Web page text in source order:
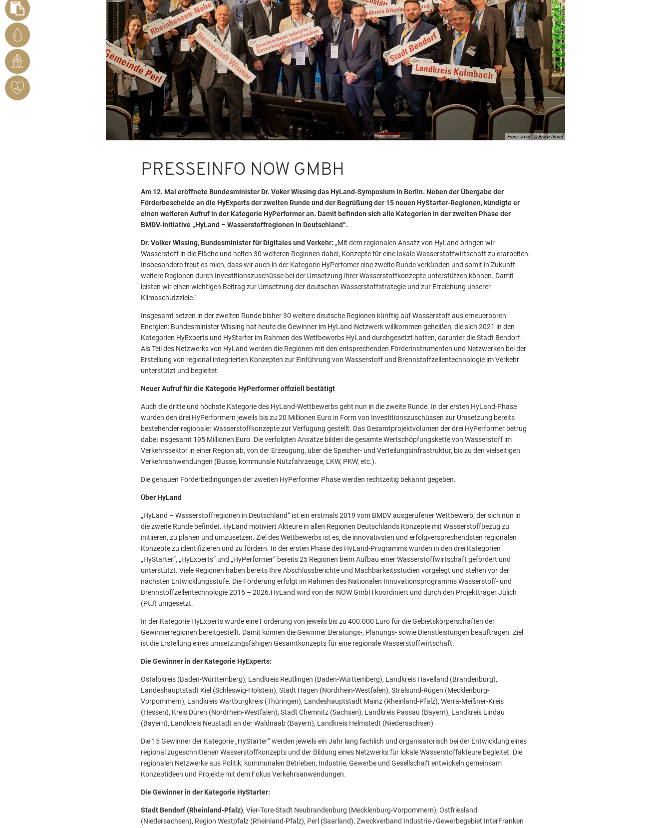
FORMULARE
STADTWERKE
BENDORF
RHEINHAFEN
HERZSICHERES
BENDORF
Franz Josef, © Franz Josef
PRESSEINFO NOW GMBH
Am 12. Mai eröffnete Bundesminister Dr. Voker Wissing das HyLand-Symposium in Berlin. Neben der Übergabe der
Förderbescheide an die HyExperts der zweiten Runde und der Begrüßung der 15 neuen HyStarter-Regionen, kündigte er
einen weiteren Aufruf in der Kategorie HyPerformer an. Damit befinden sich alle Kategorien in der zweiten Phase der
BMDV-Initiative „HyLand – Wasserstoffregionen in Deutschland“.
Dr. Volker Wissing, Bundesminister für Digitales und Verkehr: „Mit dem regionalen Ansatz von HyLand bringen wir
Wasserstoff in die Fläche und helfen 30 weiteren Regionen dabei, Konzepte für eine lokale Wasserstoffwirtschaft zu erarbeiten.
Insbesondere freut es mich, dass wir auch in der Kategorie HyPerfomer eine zweite Runde verkünden und somit in Zukunft
weitere Regionen durch Investitionszuschüsse bei der Umsetzung ihrer Wasserstoffkonzepte unterstützen können. Damit
leisten wir einen wichtigen Beitrag zur Umsetzung der deutschen Wasserstoffstrategie und zur Erreichung unserer
Klimaschutzziele.“
Insgesamt setzen in der zweiten Runde bisher 30 weitere deutsche Regionen künftig auf Wasserstoff aus erneuerbaren
Energien: Bundesminister Wissing hat heute die Gewinner im HyLand-Netzwerk willkommen geheißen, die sich 2021 in den
Kategorien HyExperts und HyStarter im Rahmen des Wettbewerbs HyLand durchgesetzt hatten, darunter die Stadt Bendorf.
Als Teil des Netzwerks von HyLand werden die Regionen mit den entsprechenden Förderinstrumenten und Netzwerken bei der
Erstellung von regional integrierten Konzepten zur Einführung von Wasserstoff und Brennstoffzellentechnologie im Verkehr
unterstützt und begleitet.
Neuer Aufruf für die Kategorie HyPerformer offiziell bestätigt
Auch die dritte und höchste Kategorie des HyLand-Wettbewerbs geht nun in die zweite Runde. In der ersten HyLand-Phase
wurden den drei HyPerformern jeweils bis zu 20 Millionen Euro in Form von Investitionszuschüssen zur Umsetzung bereits
bestehender regionaler Wasserstoffkonzepte zur Verfügung gestellt. Das Gesamtprojektvolumen der drei HyPerformer betrug
dabei insgesamt 195 Millionen Euro. Die verfolgten Ansätze bilden die gesamte Wertschöpfungskette von Wasserstoff im
Verkehrssektor in einer Region ab, von der Erzeugung, über die Speicher- und Verteilungsinfrastruktur, bis zu den vielseitigen
Verkehrsanwendungen (Busse, kommunale Nutzfahrzeuge, LKW, PKW, etc.).
Die genauen Förderbedingungen der zweiten HyPerformer Phase werden rechtzeitig bekannt gegeben.
Über HyLand
„HyLand – Wasserstoffregionen in Deutschland“ ist ein erstmals 2019 vom BMDV ausgerufener Wettbewerb, der sich nun in
die zweite Runde befindet. HyLand motiviert Akteure in allen Regionen Deutschlands Konzepte mit Wasserstoffbezug zu
initiieren, zu planen und umzusetzen. Ziel des Wettbewerbs ist es, die innovativsten und erfolgversprechendsten regionalen
Konzepte zu identifizieren und zu fördern. In der ersten Phase des HyLand-Programms wurden in den drei Kategorien
„HyStarter“, „HyExperts“ und „HyPerformer“ bereits 25 Regionen beim Aufbau einer Wasserstoffwirtschaft gefördert und
unterstützt. Viele Regionen haben bereits Ihre Abschlussberichte und Machbarkeitsstudien vorgelegt und stehen vor der
nächsten Entwicklungsstufe. Die Förderung erfolgt im Rahmen des Nationalen Innovationsprogramms Wasserstoff- und
Brennstoffzellentechnologie 2016 – 2026.HyLand wird von der NOW GmbH koordiniert und durch den Projektträger Jülich
(PtJ) umgesetzt.
In der Kategorie HyExperts wurde eine Förderung von jeweils bis zu 400.000 Euro für die Gebietskörperschaften der
Gewinnerregionen bereitgestellt. Damit können die Gewinner Beratungs-, Planungs- sowie Dienstleistungen beauftragen. Ziel
ist die Erstellung eines umsetzungsfähigen Gesamtkonzepts für eine regionale Wasserstoffwirtschaft.
Die Gewinner in der Kategorie HyExperts:
Ostalbkreis (Baden-Württemberg), Landkreis Reutlingen (Baden-Württemberg), Landkreis Havelland (Brandenburg),
Landeshauptstadt Kiel (Schleswig-Holstein), Stadt Hagen (Nordrhein-Westfalen), Stralsund-Rügen (Mecklenburg-
Vorpommern), Landkreis Wartburgkreis (Thüringen), Landeshauptstadt Mainz (Rheinland-Pfalz), Werra-Meißner-Kreis
(Hessen), Kreis Düren (Nordrhein-Westfalen), Stadt Chemnitz (Sachsen), Landkreis Passau (Bayern), Landkreis Lindau
(Bayern), Landkreis Neustadt an der Waldnaab (Bayern), Landkreis Helmstedt (Niedersachsen)
Die 15 Gewinner der Kategorie „HyStarter“ werden jeweils ein Jahr lang fachlich und organisatorisch bei der Entwicklung eines
regional zugeschnittenen Wasserstoffkonzepts und der Bildung eines Netzwerks für lokale Wasserstoffakteure begleitet. Die
regionalen Netzwerke aus Politik, kommunalen Betrieben, Industrie, Gewerbe und Gesellschaft entwickeln gemeinsam
Konzeptideen und Projekte mit dem Fokus Verkehrsanwendungen.
Die Gewinner in der Kategorie HyStarter:
Stadt Bendorf (Rheinland-Pfalz), Vier-Tore-Stadt Neubrandenburg (Mecklenburg-Vorpommern), Ostfriesland
(Niedersachsen), Region Westpfalz (Rheinland-Pfalz), Perl (Saarland), Zweckverband Industrie-/Gewerbegebiet InterFranken